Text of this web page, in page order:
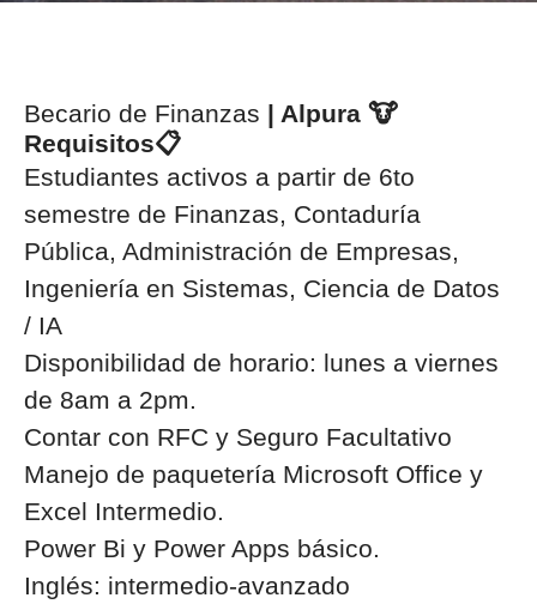
Becario de Finanzas | Alpura 🐮
Requisitos📋
Estudiantes activos a partir de 6to
semestre de Finanzas, Contaduría
Pública, Administración de Empresas,
Ingeniería en Sistemas, Ciencia de Datos
/ IA
Disponibilidad de horario: lunes a viernes
de 8am a 2pm.
Contar con RFC y Seguro Facultativo
Manejo de paquetería Microsoft Office y
Excel Intermedio.
Power Bi y Power Apps básico.
Inglés: intermedio-avanzado